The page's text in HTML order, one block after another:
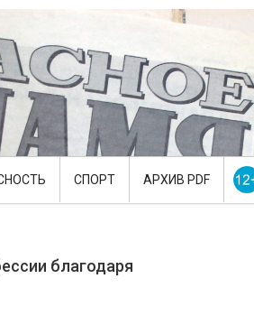
СПОРТ АРХИВ PDF
благодаря